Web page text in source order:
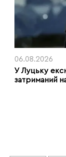
06.08.2026
У Луцьку
затриманий